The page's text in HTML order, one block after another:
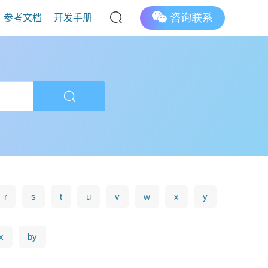
参考文档 开发手册 咨询联系
r s t u v w x y
by